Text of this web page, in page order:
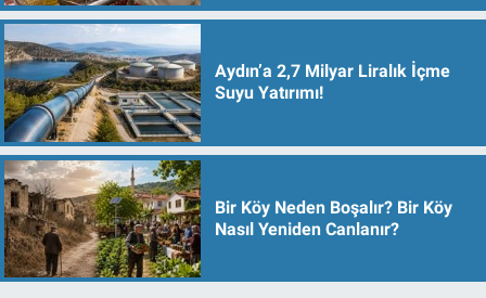
Aydın’a 2,7 Milyar Liralık İçme
Suyu Yatırımı!
Bir Köy Neden Boşalır? Bir Köy
Nasıl Yeniden Canlanır?